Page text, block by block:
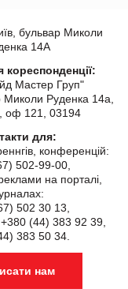
бульвар Миколи
14А
Мастер Груп"
Миколи Руденка 14а,
оф 121, 03194
для:
конференцій:
502-99-00,
на порталі,
502 30 13,
+380 (44) 383 92 39,
383 50 34.
нам